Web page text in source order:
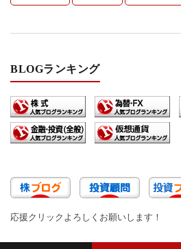
BLOGランキング
応援クリックよろしくお願いします！